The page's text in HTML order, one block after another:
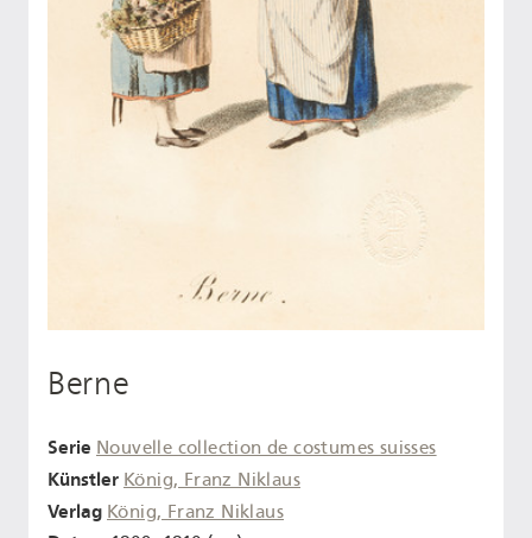
Berne
Serie Nouvelle collection de costumes suisses
Künstler König, Franz Niklaus
Verlag König, Franz Niklaus